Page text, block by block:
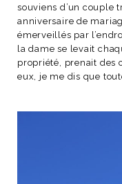
souviens d’un couple
anniversaire de
émerveillés par
la dame se levait
propriété, prenait des
eux, je me dis que